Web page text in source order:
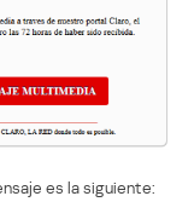
es la siguiente: